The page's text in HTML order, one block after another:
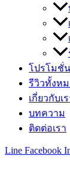
โปรโมชั่น
รีวิวทั้งห
เกี่ยวกับเ
บทความ
ติดต่อเรา
Line Facebook